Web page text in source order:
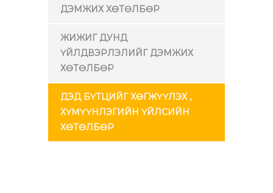
ДЭМЖИХ ХӨТӨЛБӨР
ЖИЖИГ ДУНД
ҮЙЛДВЭРЛЭЛИЙГ ДЭМЖИХ
ХӨТӨЛБӨР
ДЭД БҮТЦИЙГ ХӨГЖҮҮЛЭХ ,
ХҮМҮҮНЛЭГИЙН ҮЙЛСИЙН
ХӨТӨЛБӨР